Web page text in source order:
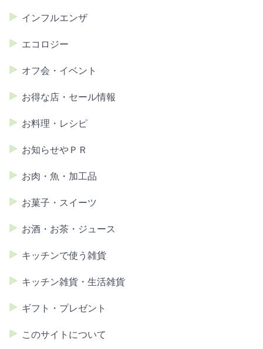
インフルエンザ
エコロジー
オフ会・イベント
お得な店・セール情報
お料理・レシピ
お知らせやＰＲ
お肉・魚・加工品
お菓子・スイーツ
お酒・お茶・ジュース
キッチンで使う雑貨
キッチン雑貨・生活雑貨
ギフト・プレゼント
このサイトについて